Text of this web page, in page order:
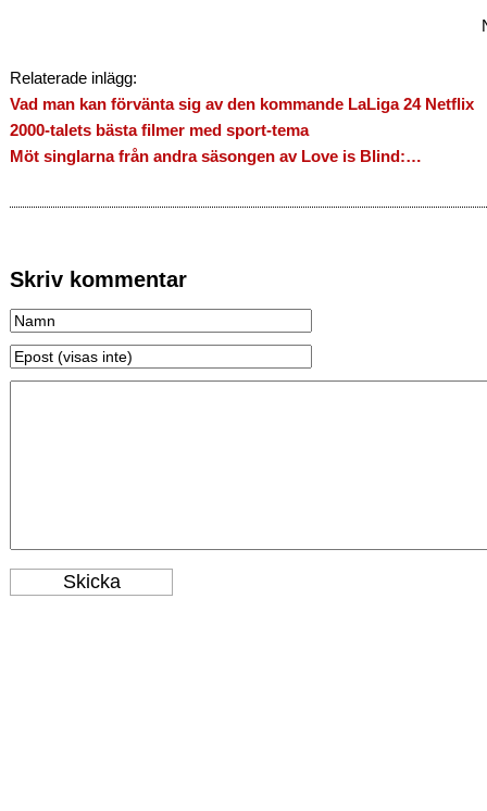
Relaterade inlägg:
Vad man kan förvänta sig av den kommande LaLiga 24 Netflix
2000-talets bästa filmer med sport-tema
Möt singlarna från andra säsongen av Love is Blind:…
Skriv kommentar